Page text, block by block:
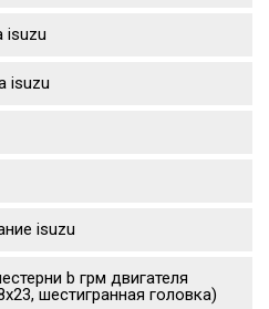
isuzu
isuzu
isuzu
b грм двигателя
шестигранная головка)